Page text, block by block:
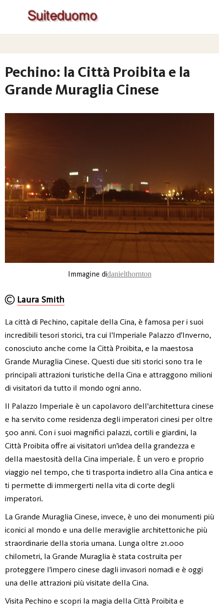
Pechino: la Città Proibita e la
Grande Muraglia Cinese
Immagine didanielthornton
Laura Smith
La città di Pechino, capitale della Cina, è famosa per i suoi
incredibili tesori storici, tra cui l'Imperiale Palazzo d'Inverno,
conosciuto anche come la Città Proibita, e la maestosa
Grande Muraglia Cinese. Questi due siti storici sono tra le
principali attrazioni turistiche della Cina e attraggono milioni
di visitatori da tutto il mondo ogni anno.
Il Palazzo Imperiale è un capolavoro dell'architettura cinese
e ha servito come residenza degli imperatori cinesi per oltre
500 anni. Con i suoi magnifici palazzi, cortili e giardini, la
Città Proibita offre ai visitatori un'idea della grandezza e
della maestosità della Cina imperiale. È un vero e proprio
viaggio nel tempo, che ti trasporta indietro alla Cina antica e
ti permette di immergerti nella vita di corte degli
imperatori.
La Grande Muraglia Cinese, invece, è uno dei monumenti più
iconici al mondo e una delle meraviglie architettoniche più
straordinarie della storia umana. Lunga oltre 21.000
chilometri, la Grande Muraglia è stata costruita per
proteggere l'impero cinese dagli invasori nomadi e è oggi
una delle attrazioni più visitate della Cina.
Visita Pechino e scopri la magia della Città Proibita e